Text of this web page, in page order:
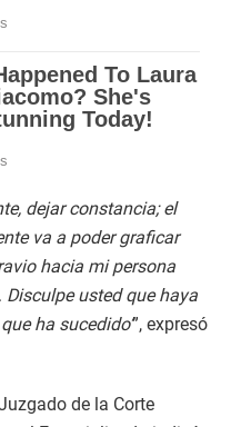
dejar constancia; el
va a poder graficar
hacia mi persona
usted que haya
ha sucedido’”, expresó
de la Corte